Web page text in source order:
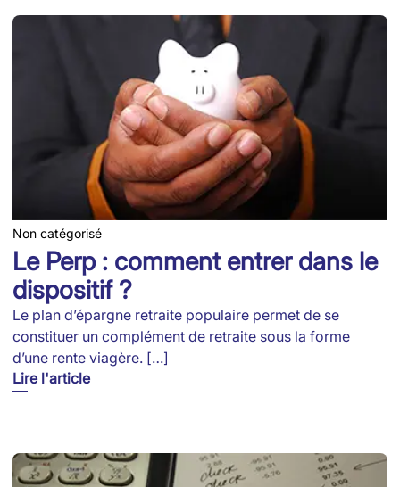
Non catégorisé
Le Perp : comment entrer dans le
dispositif ?
Le plan d’épargne retraite populaire permet de se
constituer un complément de retraite sous la forme
d’une rente viagère. […]
Lire l'article